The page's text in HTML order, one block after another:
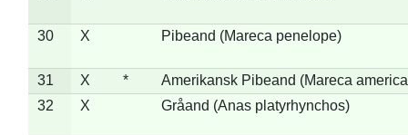
30 X Pibeand (Mareca penelope)
31 X *
Amerikansk Pibeand (Mareca
32
X Gråand (Anas platyrhynchos)